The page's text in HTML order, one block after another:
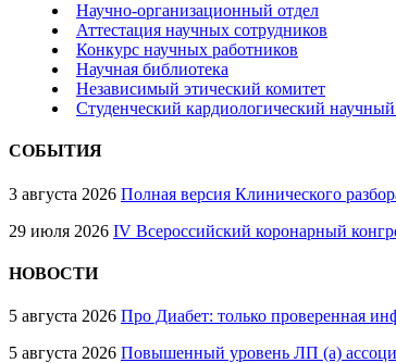
Научно-организационный отдел
Аттестация научных сотрудников
Конкурс научных работников
Научная библиотека
Независимый этический комитет
Студенческий кардиологический
СОБЫТИЯ
3 августа 2026 Полная версия Клинического
29 июля 2026 IV Всероссийский коронарный
НОВОСТИ
5 августа 2026 Про Диабет: только проверенная
5 августа 2026 Повышенный уровень ЛП (а)